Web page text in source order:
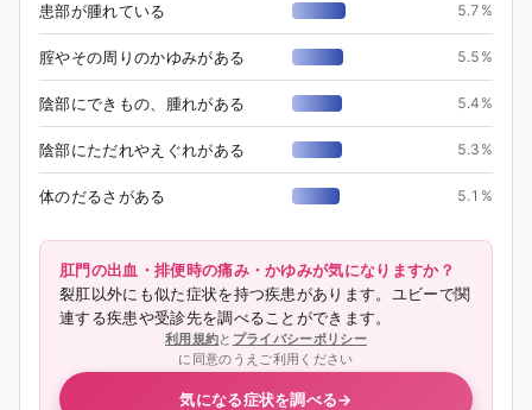
患部が腫れている 5.7 %
腟やその周りのかゆみがある 5.5 %
陰部にできもの、腫れがある 5.4 %
陰部にただれやえぐれがある 5.3 %
体のだるさがある 5.1 %
肛門の出血・排便時の痛み・かゆみが気になりますか？
裂肛以外にも似た症状を持つ疾患があります。ユビーで関
連する疾患や受診先を調べることができます。
利用規約と プライバシーポリシー
に同意のうえご利用ください
気になる症状を調べる→